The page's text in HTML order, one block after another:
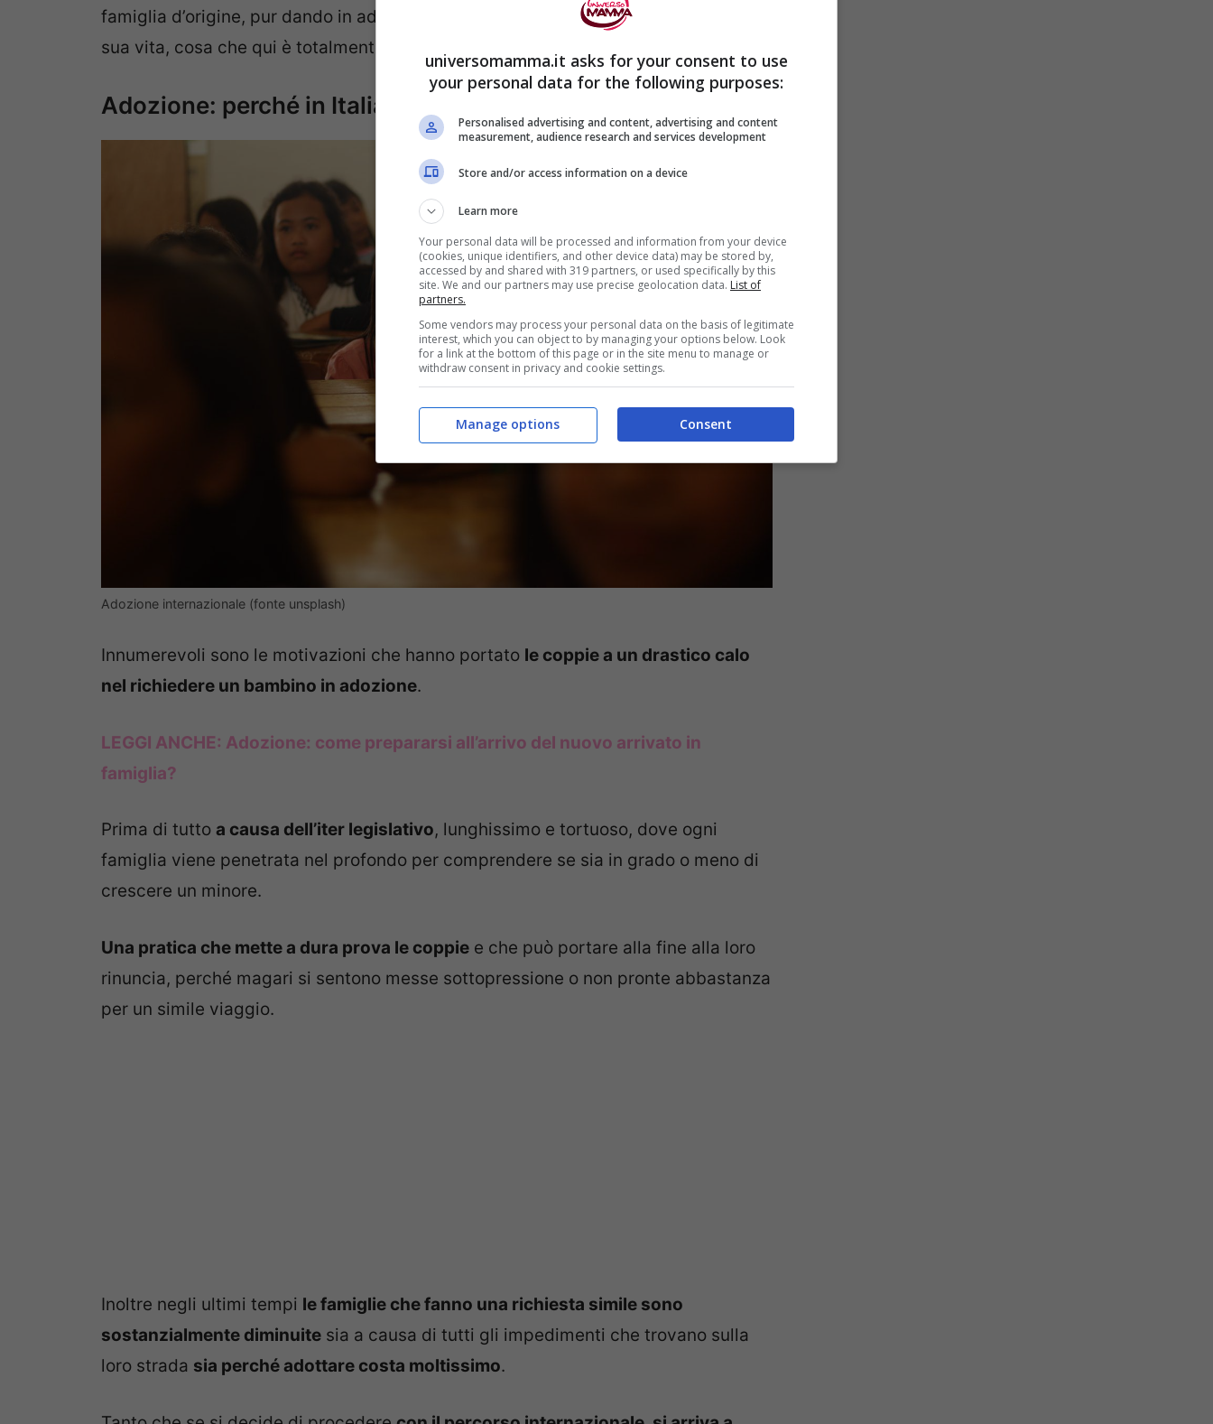
famiglia d’origine, pur dando in adozione il bambino, potrà sempre far parte della
sua vita, cosa che qui è totalmente esclusa, ma solo possibile con l’affidamento.
Adozione: perché in Italia è così tanto difficile il percorso?
Adozione internazionale (fonte unsplash)
Innumerevoli sono le motivazioni che hanno portato le coppie a un drastico calo
nel richiedere un bambino in adozione.
LEGGI ANCHE: Adozione: come prepararsi all’arrivo del nuovo arrivato in
famiglia?
Prima di tutto a causa dell’iter legislativo, lunghissimo e tortuoso, dove ogni
famiglia viene penetrata nel profondo per comprendere se sia in grado o meno di
crescere un minore.
Una pratica che mette a dura prova le coppie e che può portare alla fine alla loro
rinuncia, perché magari si sentono messe sottopressione o non pronte abbastanza
per un simile viaggio.
Inoltre negli ultimi tempi le famiglie che fanno una richiesta simile sono
sostanzialmente diminuite sia a causa di tutti gli impedimenti che trovano sulla
loro strada sia perché adottare costa moltissimo.
universomamma.it asks for your consent to use
your personal data for the following purposes:
Personalised advertising and content, advertising and content
measurement, audience research and services development
Store and/or access information on a device
Learn more
Your personal data will be processed and information from your device
(cookies, unique identifiers, and other device data) may be stored by,
accessed by and shared with 319 partners, or used specifically by this
site. We and our partners may use precise geolocation data. List of
partners.
Some vendors may process your personal data on the basis of legitimate
interest, which you can object to by managing your options below. Look
for a link at the bottom of this page or in the site menu to manage or
withdraw consent in privacy and cookie settings.
Consent
Manage options